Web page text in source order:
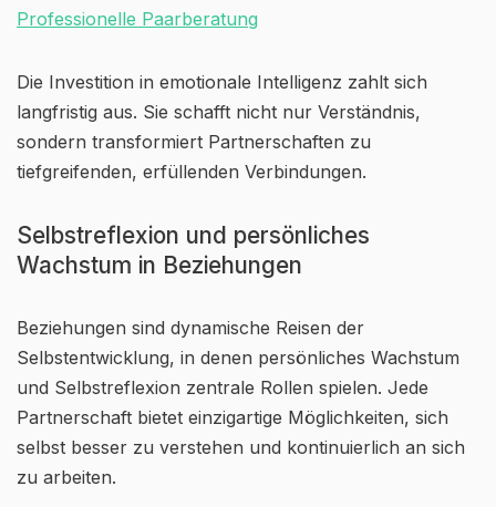
Professionelle Paarberatung
Die Investition in emotionale Intelligenz zahlt sich
langfristig aus. Sie schafft nicht nur Verständnis,
sondern transformiert Partnerschaften zu
tiefgreifenden, erfüllenden Verbindungen.
Selbstreflexion und persönliches
Wachstum in Beziehungen
Beziehungen sind dynamische Reisen der
Selbstentwicklung, in denen persönliches Wachstum
und Selbstreflexion zentrale Rollen spielen. Jede
Partnerschaft bietet einzigartige Möglichkeiten, sich
selbst besser zu verstehen und kontinuierlich an sich
zu arbeiten.